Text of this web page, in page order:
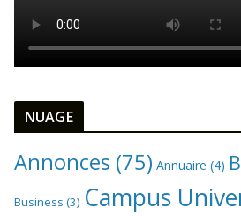
NUAGE
Annonces (75) Annuaire (4)
Business (3) Campus